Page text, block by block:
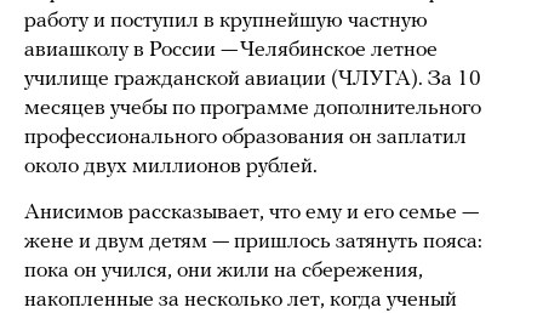
работу и поступил в крупнейшую частную
авиашколу в России — Челябинское летное
училище гражданской авиации (ЧЛУГА). За 10
месяцев учебы по программе дополнительного
профессионального образования он заплатил
около двух миллионов рублей.
Анисимов рассказывает, что ему и его семье —
жене и двум детям — пришлось затянуть пояса:
пока он учился, они жили на сбережения,
накопленные за несколько лет, когда ученый